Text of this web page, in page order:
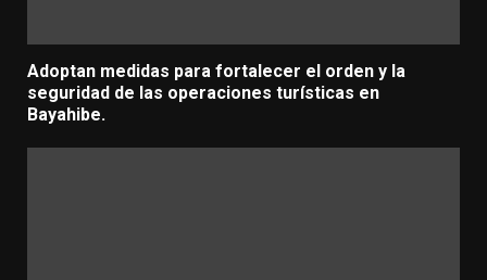
Adoptan medidas para fortalecer el orden y la
seguridad de las operaciones turísticas en
Bayahibe.